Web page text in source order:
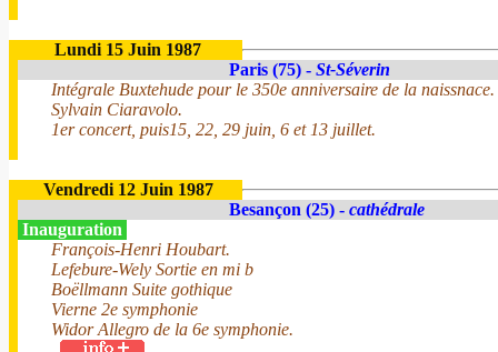
Lundi 15 Juin 1987
Paris (75) - St-Séverin
Intégrale Buxtehude pour le 350e anniversaire de la naissnace.
Sylvain Ciaravolo.
1er concert, puis15, 22, 29 juin, 6 et 13 juillet.
Vendredi 12 Juin 1987
Besançon (25) - cathédrale
Inauguration
François-Henri Houbart.
Lefebure-Wely Sortie en mi b
Boëllmann Suite gothique
Vierne 2e symphonie
Widor Allegro de la 6e symphonie.